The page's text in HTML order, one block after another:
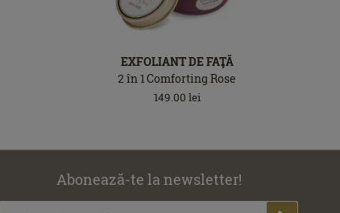
EXFOLIANT DE FAŢĂ
2 în 1 Comforting Rose
149.00 lei
Abonează-te la newsletter!